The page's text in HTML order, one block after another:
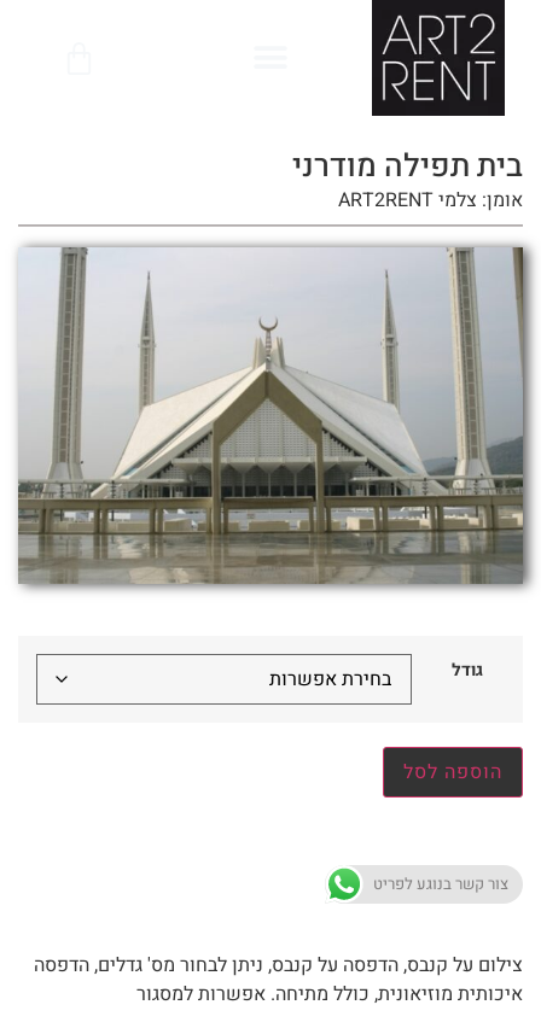
בית תפילה מודרני
אומן: צלמי ART2RENT
גודל
הוספה לסל
צור קשר בנוגע לפריט
צילום על קנבס, הדפסה על קנבס, ניתן לבחור מס' גדלים, הדפסה
איכותית מוזיאונית, כולל מתיחה. אפשרות למסגור